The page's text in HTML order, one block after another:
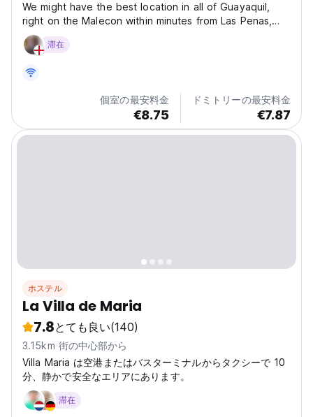
We might have the best location in all of Guayaquil,
right on the Malecon within minutes from Las Penas,
the new fancy bar and cafe area in Panama street,
across from the botanical garden, and very close to
滞在
個室の最安料金
€8.75
ドミトリーの最安料金
€7.87
ホステル
La Villa de Maria
7.8とても良い(140)
3.15km 街の中心部から
Villa Maria は空港またはバスターミナルからタクシーで 10
分、静かで安全なエリアにあります。
滞在